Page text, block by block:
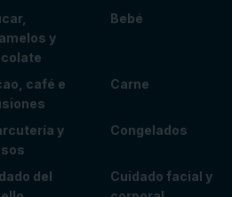
y
Bebé
café e
Carne
y
Congelados
del
Cuidado facial y